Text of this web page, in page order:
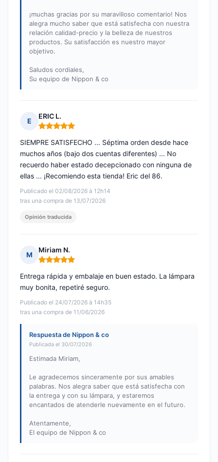
¡muchas gracias por su maravilloso comentario! Nos
alegra mucho saber que está satisfecha con nuestra
relación calidad-precio y la belleza de nuestros
productos. Su satisfacción es nuestro mayor
objetivo.
Saludos cordiales,
Su equipo de Nippon & co
E
ERIC L.
Nota: 5 de 5
Publicado el 02/08/2026 à 12h14
tras una compra de 13/07/2026
SIEMPRE SATISFECHO ... Séptima orden desde hace
muchos años (bajo dos cuentas diferentes) ... No
recuerdo haber estado decepcionado con ninguna de
ellas ... ¡Recomiendo esta tienda! Eric del 86.
Opinión traducida
M
Miriam N.
Nota: 5 de 5
Publicado el 24/07/2026 à 14h35
tras una compra de 11/06/2026
Entrega rápida y embalaje en buen estado. La lámpara
muy bonita, repetiré seguro.
Respuesta de Nippon & co
Publicada el 30/07/2026
Estimada Miriam,
Le agradecemos sinceramente por sus amables
palabras. Nos alegra saber que está satisfecha con
la entrega y con su lámpara, y estaremos
encantados de atenderle nuevamente en el futuro.
Atentamente,
El equipo de Nippon & co